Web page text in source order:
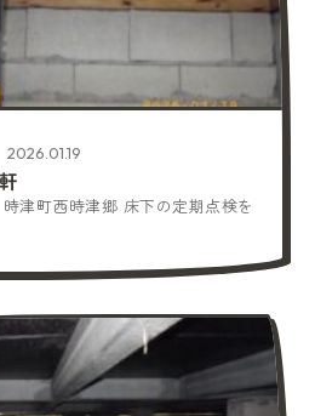
2026.01.19
津町西時津郷 床下の定期点検を